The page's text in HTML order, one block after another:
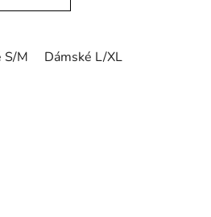
S/M Dámské L/XL